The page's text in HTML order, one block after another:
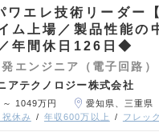
ワエレ技術リーダー
ム上場／製品性能の
年間休日126日◆
エンジニア（電子回路）
アテクノロジー株式会社
1049万円 愛知県、三重県
祝休み 年収600万以上 フレッ